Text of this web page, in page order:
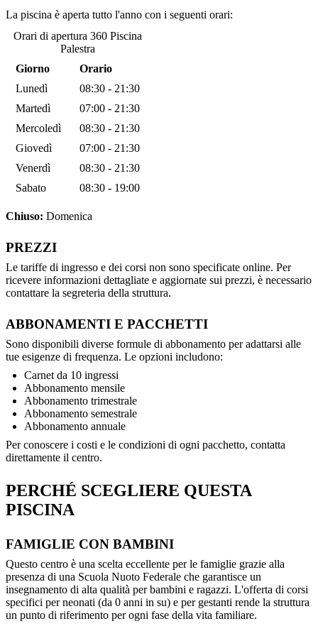
La piscina è aperta tutto l'anno con i seguenti orari:
Orari di apertura 360 Piscina
Palestra
Giorno
Orario
Lunedì
08:30 - 21:30
Martedì
07:00 - 21:30
Mercoledì
08:30 - 21:30
Giovedì
07:00 - 21:30
Venerdì
08:30 - 21:30
Sabato
08:30 - 19:00
Chiuso: Domenica
PREZZI
Le tariffe di ingresso e dei corsi non sono specificate online. Per
ricevere informazioni dettagliate e aggiornate sui prezzi, è necessario
contattare la segreteria della struttura.
ABBONAMENTI E PACCHETTI
Sono disponibili diverse formule di abbonamento per adattarsi alle
tue esigenze di frequenza. Le opzioni includono:
Carnet da 10 ingressi
Abbonamento mensile
Abbonamento trimestrale
Abbonamento semestrale
Abbonamento annuale
Per conoscere i costi e le condizioni di ogni pacchetto, contatta
direttamente il centro.
PERCHÉ SCEGLIERE QUESTA
PISCINA
FAMIGLIE CON BAMBINI
Questo centro è una scelta eccellente per le famiglie grazie alla
presenza di una Scuola Nuoto Federale che garantisce un
insegnamento di alta qualità per bambini e ragazzi. L'offerta di corsi
specifici per neonati (da 0 anni in su) e per gestanti rende la struttura
un punto di riferimento per ogni fase della vita familiare.